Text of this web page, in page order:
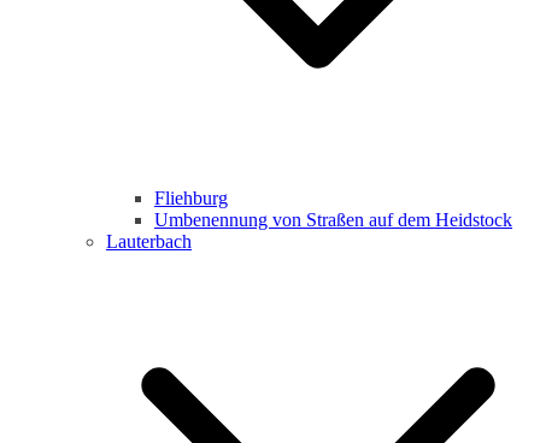
Fliehburg
Umbenennung von Straßen auf dem Heidstock
Lauterbach